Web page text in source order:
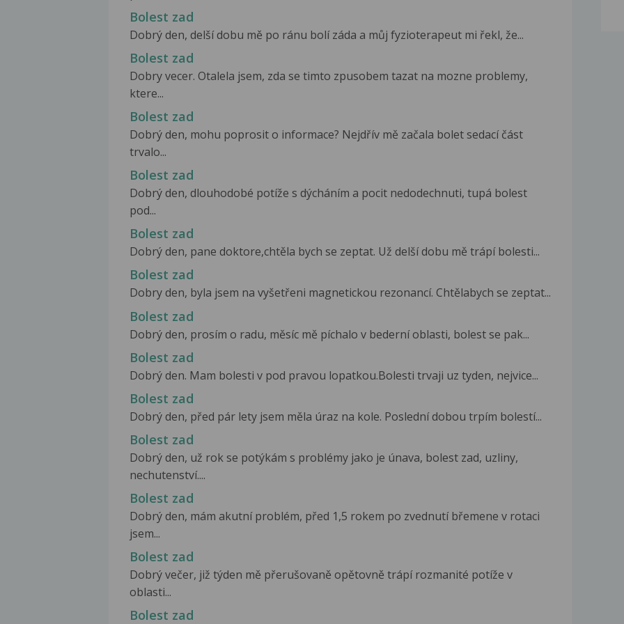
Bolest zad
Dobrý den, delší dobu mě po ránu bolí záda a můj fyzioterapeut mi řekl, že...
Bolest zad
Dobry vecer. Otalela jsem, zda se timto zpusobem tazat na mozne problemy,
ktere...
Bolest zad
Dobrý den, mohu poprosit o informace? Nejdřív mě začala bolet sedací část
trvalo...
Bolest zad
Dobrý den, dlouhodobé potíže s dýcháním a pocit nedodechnuti, tupá bolest
pod...
Bolest zad
Dobrý den, pane doktore,chtěla bych se zeptat. Už delší dobu mě trápí bolesti...
Bolest zad
Dobry den, byla jsem na vyšetřeni magnetickou rezonancí. Chtělabych se zeptat...
Bolest zad
Dobrý den, prosím o radu, měsíc mě píchalo v bederní oblasti, bolest se pak...
Bolest zad
Dobrý den. Mam bolesti v pod pravou lopatkou.Bolesti trvaji uz tyden, nejvice...
Bolest zad
Dobrý den, před pár lety jsem měla úraz na kole. Poslední dobou trpím bolestí...
Bolest zad
Dobrý den, už rok se potýkám s problémy jako je únava, bolest zad, uzliny,
nechutenství....
Bolest zad
Dobrý den, mám akutní problém, před 1,5 rokem po zvednutí břemene v rotaci
jsem...
Bolest zad
Dobrý večer, již týden mě přerušovaně opětovně trápí rozmanité potíže v
oblasti...
Bolest zad